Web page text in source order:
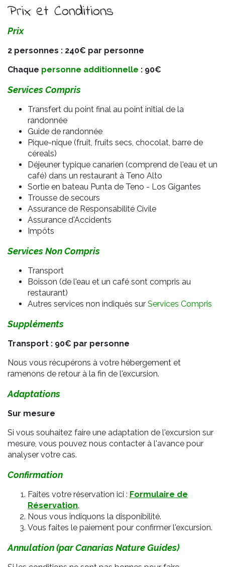
Prix et Conditions
Prix
2 personnes : 240€ par personne
Chaque personne additionnelle : 90€
Services Compris
Transfert du point final au point initial de la
randonnée
Guide de randonnée
Pique-nique (fruit, fruits secs, chocolat, barre de
céreals)
Déjeuner typique canarien (comprend de l'eau et un
café) dans un restaurant à Teno Alto
Sortie en bateau Punta de Teno - Los Gigantes
Trousse de secours
Assurance de Responsabilité Civile
Assurance d'Accidents
Impôts
Services Non Compris
Transport
Boisson (de l'eau et un café sont compris au
restaurant)
Autres services non indiqués sur Services Compris
Suppléments
Transport : 90€ par personne
Nous vous récupérons à votre hébergement et
ramenons de retour à la fin de l'excursion.
Adaptations
Sur mesure
Si vous souhaitez faire une adaptation de l'excursion sur
mesure, vous pouvez nous contacter à l'avance pour
analyser votre cas.
Confirmation
Faites votre réservation ici : Formulaire de
Réservation.
Nous vous indiquons la disponibilité.
Vous faites le paiement pour confirmer l'excursion.
Annulation (par Canarias Nature Guides)